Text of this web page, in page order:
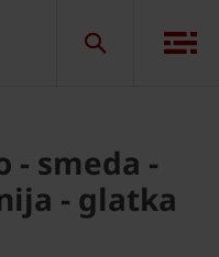
- smeda -
- glatka